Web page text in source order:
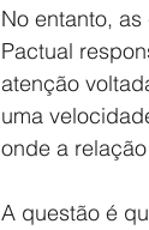
No entanto,
Pactual
atenção
uma
onde a
A questão é